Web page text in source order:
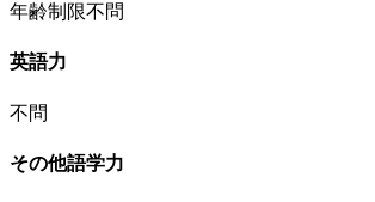
年齢制限不問
英語力
不問
その他語学力